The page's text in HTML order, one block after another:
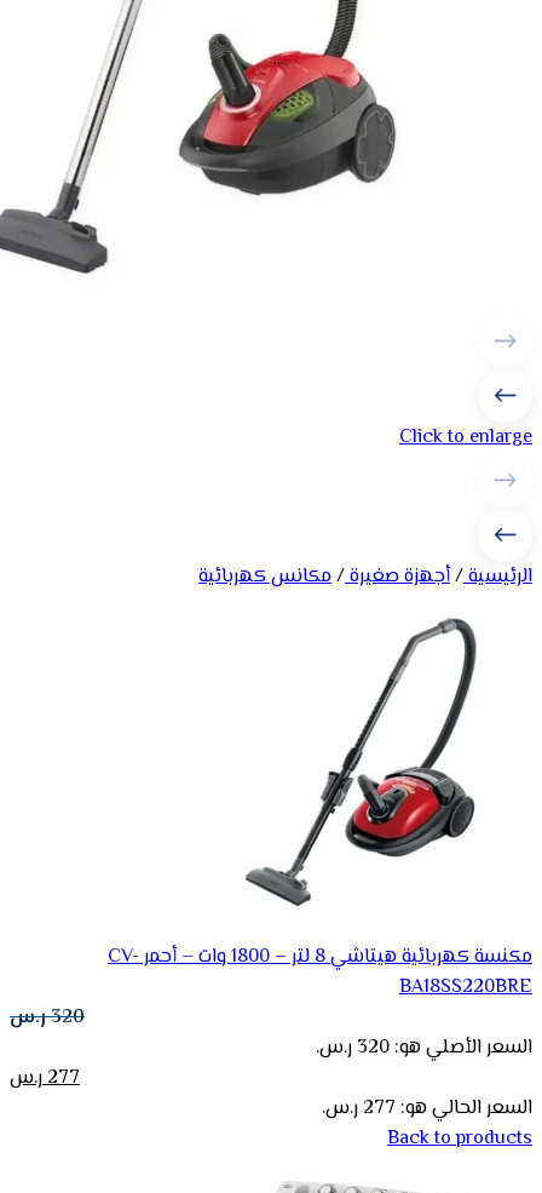
Click to enlarge
الرئيسية/أجهزة صغيرة/مكانس كهربائية
مكنسة كهربائية هيتاشي 8 لتر – 1800 وات – أحمر CV-
BA18SS220BRE
320ر.س
السعر الأصلي هو: 320 ر.س.
277ر.س
السعر الحالي هو: 277 ر.س.
Back to products